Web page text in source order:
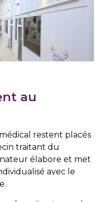
au
restent placés
traitant du
élabore et met
avec le